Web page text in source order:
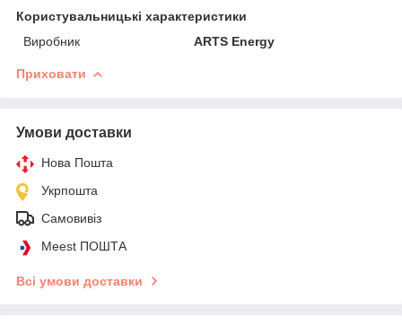
Користувальницькі характеристики
Виробник
ARTS Energy
Приховати
Умови доставки
Нова Пошта
Укрпошта
Самовивіз
Meest ПОШТА
Всі умови доставки